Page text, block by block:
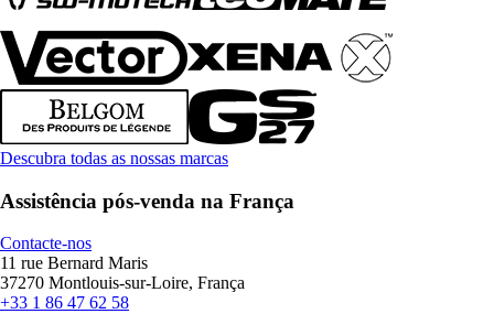
Descubra todas as nossas marcas
Assistência pós-venda na França
Contacte-nos
11 rue Bernard Maris
37270 Montlouis-sur-Loire, França
+33 1 86 47 62 58